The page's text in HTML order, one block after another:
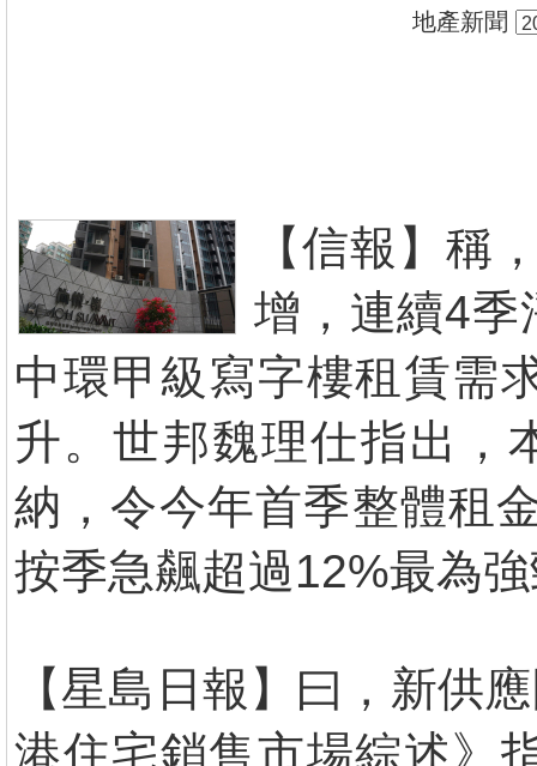
地產新聞
【信報】稱
增，連續4季
中環甲級寫字樓租賃需
升。世邦魏理仕指出，
納，令今年首季整體租
按季急飆超過12%最為
【星島日報】曰，新供
港住宅銷售市場綜述》